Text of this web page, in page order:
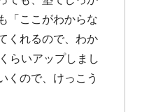
「ここがわからな
くれるので、わか
らいアップしまし
くので、けっこう